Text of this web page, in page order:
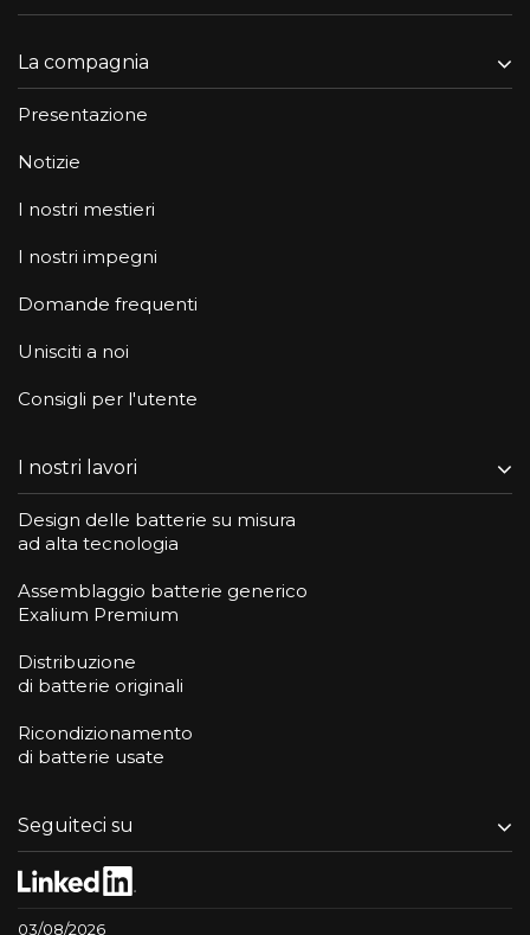
La compagnia
Presentazione
Notizie
I nostri mestieri
I nostri impegni
Domande frequenti
Unisciti a noi
Consigli per l'utente
I nostri lavori
Design delle batterie su misura
ad alta tecnologia
Assemblaggio batterie generico
Exalium Premium
Distribuzione
di batterie originali
Ricondizionamento
di batterie usate
Seguiteci su
03/08/2026